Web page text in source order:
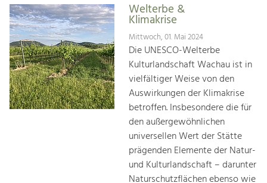
Welterbe &
Klimakrise
Mittwoch, 01. Mai 2024
Die UNESCO-Welterbe
Kulturlandschaft Wachau ist in
vielfältiger Weise von den
Auswirkungen der Klimakrise
betroffen. Insbesondere die für
den außergewöhnlichen
universellen Wert der Stätte
prägenden Elemente der Natur-
und Kulturlandschaft – darunter
Naturschutzflächen ebenso wie